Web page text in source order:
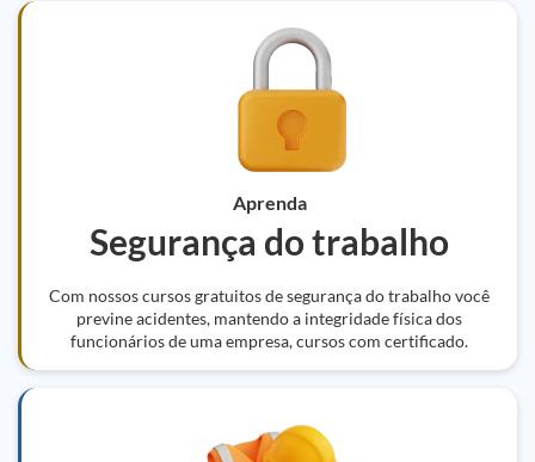
Aprenda
Segurança do trabalho
Com nossos cursos gratuitos de segurança do trabalho você
previne acidentes, mantendo a integridade física dos
funcionários de uma empresa, cursos com certificado.